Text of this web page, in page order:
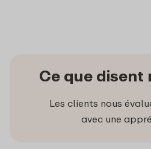
Ce que disent
Les clients nous
avec une